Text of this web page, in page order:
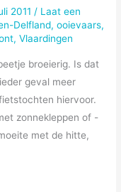
2011 / Laat een
Delfland,ooievaars,
,Vlaardingen
broeierig. Is dat
geval meer
hiervoor.
zonnekleppen of -
met de hitte,